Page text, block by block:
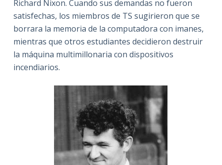
Richard Nixon. Cuando sus demandas no fueron
satisfechas, los miembros de TS sugirieron que se
borrara la memoria de la computadora con imanes,
mientras que otros estudiantes decidieron destruir
la máquina multimillonaria con dispositivos
incendiarios.